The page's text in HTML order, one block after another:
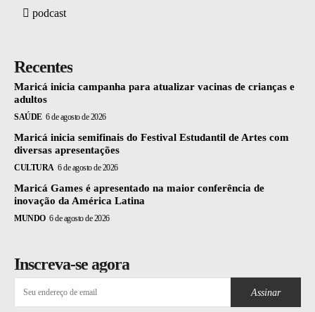
podcast
Recentes
Maricá inicia campanha para atualizar vacinas de crianças e
adultos
SAÚDE 6 de agosto de 2026
Maricá inicia semifinais do Festival Estudantil de Artes com
diversas apresentações
CULTURA 6 de agosto de 2026
Maricá Games é apresentado na maior conferência de
inovação da América Latina
MUNDO 6 de agosto de 2026
Inscreva-se agora
Assinar